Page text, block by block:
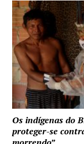
Os indígenas do
proteger-se